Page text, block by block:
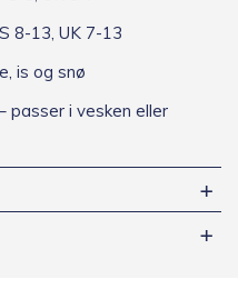
8-13, UK 7-13
is og snø
passer i vesken eller